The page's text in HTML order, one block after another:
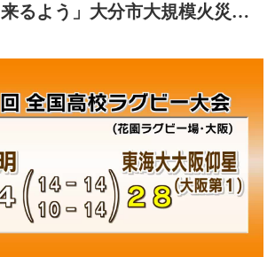
るよう」大分市大規模火災復